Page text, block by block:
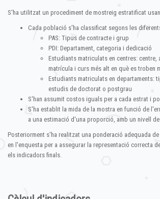
S'ha utilitzat un procediment de mostreig estratificat
Cada població s'ha classificat segons les
PAS: Tipus de contracte i grup
PDI: Departament, categoria i dedicació
Estudiants matriculats en centres: centre,
matrícula i curs més alt en què es troben
Estudiants matriculats en departaments:
estudis de doctorat o postgrau
S'han assumit costos iguals per a cada estrat i
S'ha establit la mida de la mostra en funció de
a una estimació d'una proporció, amb un nivell de
Posteriorment s'ha realitzat una ponderació adequada
en l'enquesta per a assegurar la representació correcta
els indicadors finals.